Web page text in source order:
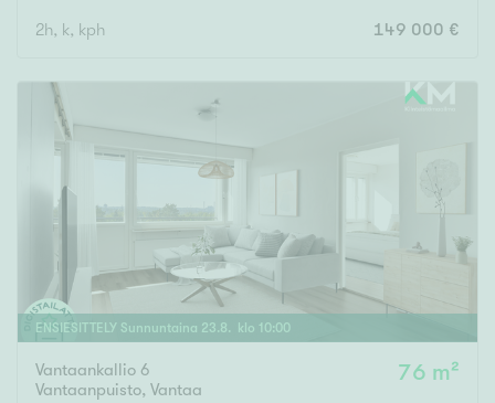
2h, k, kph 149 000 €
ENSIESITTELY Sunnuntaina 23.8. klo 10:00
Vantaankallio 6
Vantaanpuisto, Vantaa
76 m²